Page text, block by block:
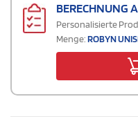
BERECHNUNG
Personalisierte
Menge:ROBYN